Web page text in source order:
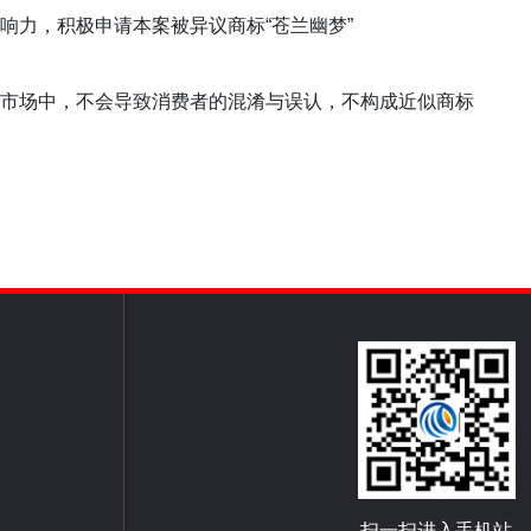
力，积极申请本案被异议商标“苍兰幽梦”
场中，不会导致消费者的混淆与误认，不构成近似商标